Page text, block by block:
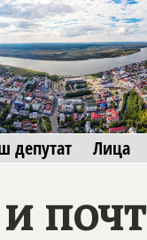
депутат Лица